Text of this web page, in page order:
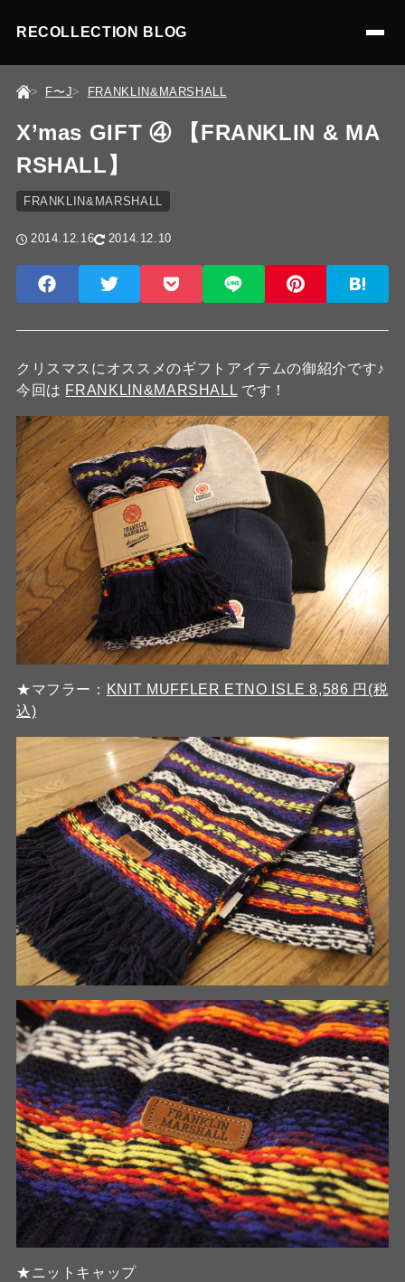
RECOLLECTION BLOG
F〜J FRANKLIN&MARSHALL
X’mas GIFT ④ 【FRANKLIN & MA
RSHALL】
FRANKLIN&MARSHALL
2014.12.16 2014.12.10
クリスマスにオススメのギフトアイテムの御紹介です♪
今回は FRANKLIN&MARSHALL です！
★マフラー： KNIT MUFFLER ETNO ISLE 8,586 円(税
込)
★ニットキャップ